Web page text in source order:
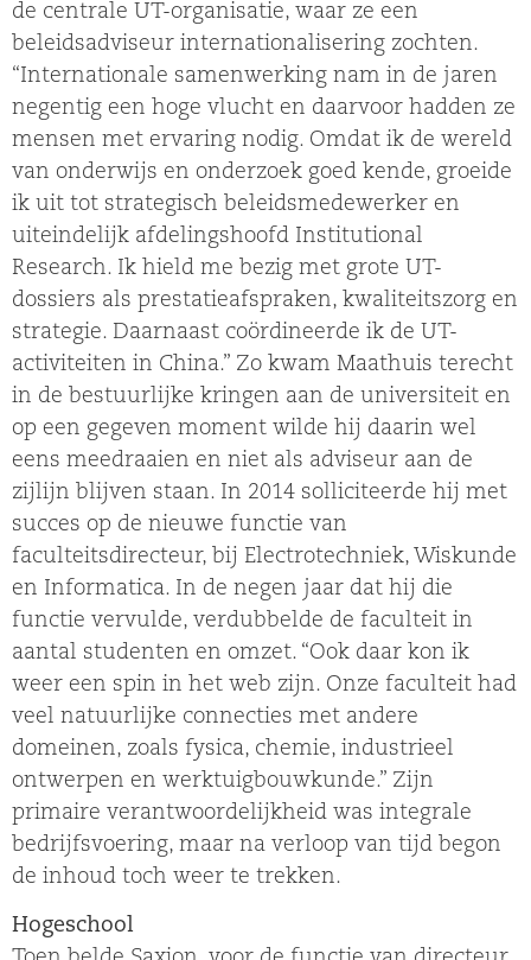
de centrale UT-organisatie, waar ze een
beleidsadviseur internationalisering zochten.
“Internationale samenwerking nam in de jaren
negentig een hoge vlucht en daarvoor hadden ze
mensen met ervaring nodig. Omdat ik de wereld
van onderwijs en onderzoek goed kende, groeide
ik uit tot strategisch beleidsmedewerker en
uiteindelijk afdelingshoofd Institutional
Research. Ik hield me bezig met grote UT-
dossiers als prestatieafspraken, kwaliteitszorg en
strategie. Daarnaast coördineerde ik de UT-
activiteiten in China.” Zo kwam Maathuis terecht
in de bestuurlijke kringen aan de universiteit en
op een gegeven moment wilde hij daarin wel
eens meedraaien en niet als adviseur aan de
zijlijn blijven staan. In 2014 solliciteerde hij met
succes op de nieuwe functie van
faculteitsdirecteur, bij Electrotechniek, Wiskunde
en Informatica. In de negen jaar dat hij die
functie vervulde, verdubbelde de faculteit in
aantal studenten en omzet. “Ook daar kon ik
weer een spin in het web zijn. Onze faculteit had
veel natuurlijke connecties met andere
domeinen, zoals fysica, chemie, industrieel
ontwerpen en werktuigbouwkunde.” Zijn
primaire verantwoordelijkheid was integrale
bedrijfsvoering, maar na verloop van tijd begon
de inhoud toch weer te trekken.
Hogeschool